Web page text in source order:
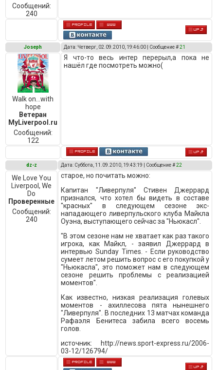
Сообщений:
240
Joseph Дата: Четверг, 02.09.2010, 19:46:00 | Сообщение #21
Walk on...with
hope
Ветеран
MyLiverpool.ru
Сообщений:
122
Я что-то весь интер перерыл,а пока не
нашёл где посмотреть можно(
dz-z Дата: Суббота, 11.09.2010, 19:43:19 | Сообщение #22
We Love You
Liverpool, We
Do
Проверенные
Сообщений:
240
старое, но почитать можно:
Капитан "Ливерпуля" Стивен Джеррард
признался, что хотел бы видеть в составе
"красных" в следующем сезоне экс-
нападающего ливерпульского клуба Майкла
Оуэна, выступающего сейчас за "Ньюкасл".
"В этом сезоне нам не хватает как раз такого
игрока, как Майкл, - заявил Джеррард в
интервью Sunday Times. - Если руководство
сумеет летом решить вопрос с его покупкой у
"Ньюкасла", это поможет нам в следующем
сезоне решить проблемы с реализацией
моментов".
Как известно, низкая реализация голевых
моментов - ахиллесова пята нынешнего
"Ливерпуля". В последних 13 матчах команда
Рафаэля Бенитеса забила всего восемь
голов.
источник: http://news.sport-express.ru/2006-
03-12/126794/